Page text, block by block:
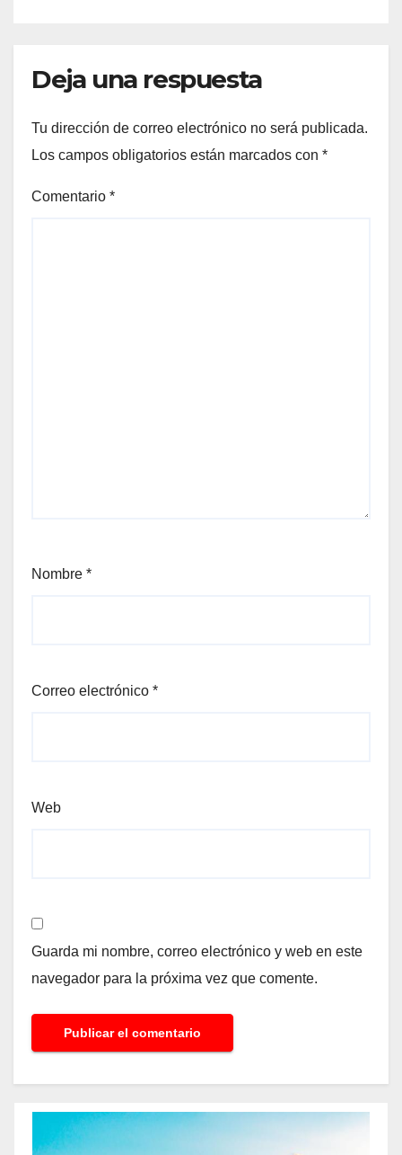
Deja una respuesta
Tu dirección de correo electrónico no será publicada.
Los campos obligatorios están marcados con *
Comentario *
Nombre *
Correo electrónico *
Web
Guarda mi nombre, correo electrónico y web en este
navegador para la próxima vez que comente.